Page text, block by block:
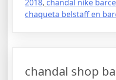
2018, chandal nike
chaqueta belstaff en
chandal shop